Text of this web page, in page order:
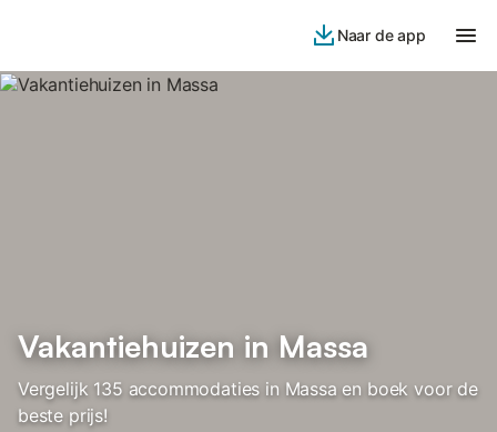
Naar de app
Vakantiehuizen in Massa
Vergelijk 135 accommodaties in Massa en boek voor de
beste prijs!